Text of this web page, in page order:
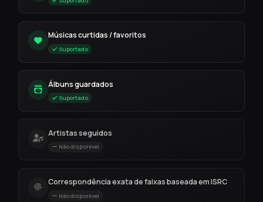
Músicas curtidas / favoritos
Suportado
Álbuns guardados
Suportado
Artistas seguidos
Não disponível
Correspondência exata de faixas baseada em ISRC
Não disponível